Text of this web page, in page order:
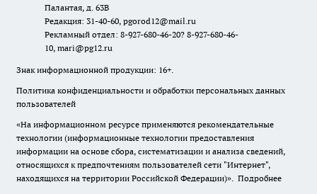
Палантая, д. 63В
Редакция: 31-40-60, pgorod12@mail.ru
Рекламный отдел: 8-927-680-46-20? 8-927-680-46-
10, mari@pg12.ru
Знак информационной продукции: 16+.
Политика конфиденциальности и обработки персональных данных
пользователей
«На информационном ресурсе применяются рекомендательные
технологии (информационные технологии предоставления
информации на основе сбора, систематизации и анализа сведений,
относящихся к предпочтениям пользователей сети "Интернет",
находящихся на территории Российской Федерации)». Подробнее